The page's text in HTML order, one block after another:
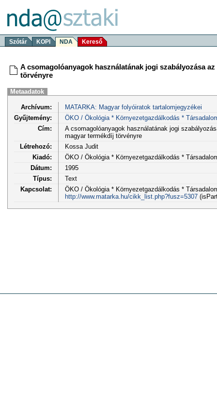
Szótár KOPI NDA Kereső
A csomagolóanyagok használatának jogi szabályozása
törvényre
Metaadatok
Archívum:
MATARKA: Magyar folyóiratok tartalomjegyzékei
Gyűjtemény:
ÖKO / Ökológia * Környezetgazdálkodás *
Cím:
A csomagolóanyagok használatának jogi
magyar termékdíj törvényre
Létrehozó:
Kossa Judit
Kiadó:
ÖKO / Ökológia * Környezetgazdálkodás *
Dátum:
1995
Típus:
Text
Kapcsolat:
ÖKO / Ökológia * Környezetgazdálkodás *
http://www.matarka.hu/cikk_list.php?fusz=5307